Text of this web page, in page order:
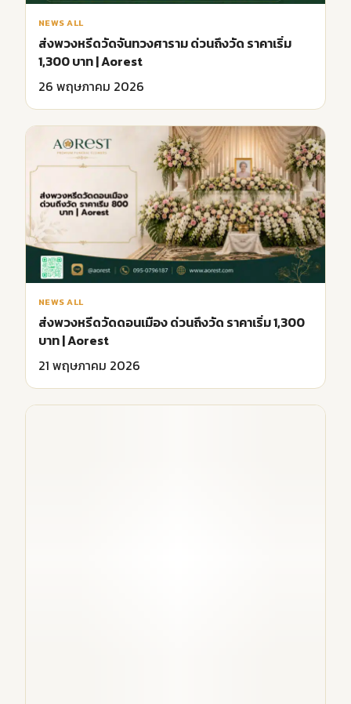
NEWS ALL
ส่งพวงหรีดวัดจันทวงศาราม ด่วนถึงวัด ราคาเริ่ม
1,300 บาท | Aorest
26 พฤษภาคม 2026
NEWS ALL
ส่งพวงหรีดวัดดอนเมือง ด่วนถึงวัด ราคาเริ่ม 1,300
บาท | Aorest
21 พฤษภาคม 2026